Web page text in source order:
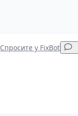
Спросите у FixBot